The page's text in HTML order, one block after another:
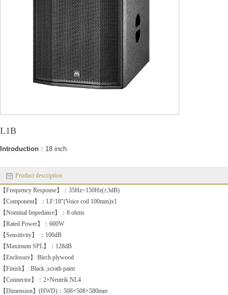
L1B
Introduction ：18 inch
Product description
【Frequency Response】：35Hz~150Hz(±3dB)
【Component】：LF:18"(Voice coil 100mm)x1
【Nominal Impedance】：8 ohms
【Rated Power】：600W
【Sensitivity】 ：100dB
【Maximum SPL】：128dB
【Enclosure】:Birch plywood
【Finish】: Black ,scrath paint
【Connector】：2×Neutrik NL4
【Dimension】(HWD)：508×508×580mm